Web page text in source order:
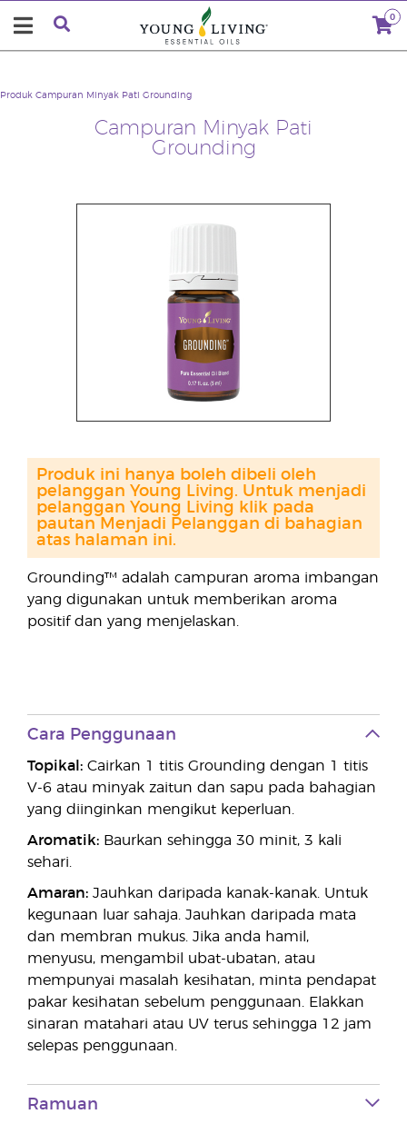
0
Campuran Minyak Pati
Grounding
Produk Campuran Minyak Pati Grounding
Grounding™ adalah campuran aroma imbangan
yang digunakan untuk memberikan aroma
positif dan yang menjelaskan.
Produk ini hanya boleh dibeli oleh
pelanggan Young Living. Untuk menjadi
pelanggan Young Living klik pada
pautan Menjadi Pelanggan di bahagian
atas halaman ini.
Cara Penggunaan
Topikal: Cairkan 1 titis Grounding dengan 1 titis
V-6 atau minyak zaitun dan sapu pada bahagian
yang diinginkan mengikut keperluan.
Aromatik: Baurkan sehingga 30 minit, 3 kali
sehari.
Amaran: Jauhkan daripada kanak-kanak. Untuk
kegunaan luar sahaja. Jauhkan daripada mata
dan membran mukus. Jika anda hamil,
menyusu, mengambil ubat-ubatan, atau
mempunyai masalah kesihatan, minta pendapat
pakar kesihatan sebelum penggunaan. Elakkan
sinaran matahari atau UV terus sehingga 12 jam
selepas penggunaan.
Ramuan